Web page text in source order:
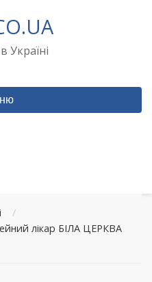
Україні
/
лікар БІЛА ЦЕРКВА